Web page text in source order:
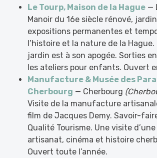
Le Tourp, Maison de la Hague —
Manoir du 16e siècle rénové,
expositions permanentes et
l’histoire et la nature de la Hague.
jardin est à son apogée. Sorties
les ateliers pour enfants. Ouvert
Manufacture & Musée des
Cherbourg — Cherbourg
Visite de la manufacture
film de Jacques Demy. Savoir-
Qualité Tourisme. Une visite
artisanat, cinéma et histoire
Ouvert toute l’année.